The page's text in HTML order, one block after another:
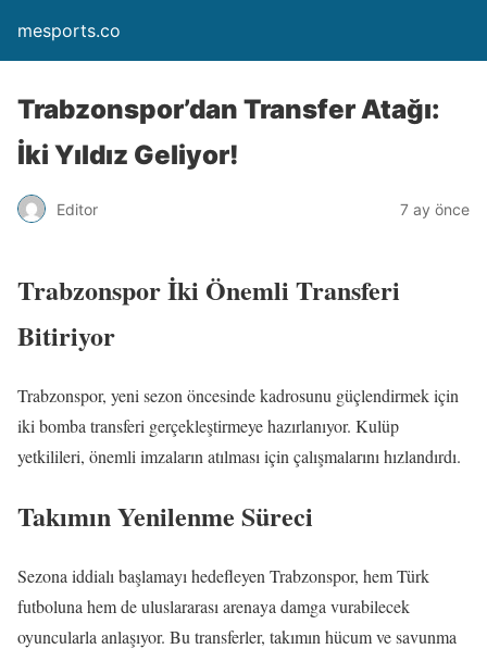
mesports.co
Trabzonspor’dan Transfer Atağı:
İki Yıldız Geliyor!
Editor 7 ay önce
Trabzonspor İki Önemli Transferi
Bitiriyor
Trabzonspor, yeni sezon öncesinde kadrosunu güçlendirmek için
iki bomba transferi gerçekleştirmeye hazırlanıyor. Kulüp
yetkilileri, önemli imzaların atılması için çalışmalarını hızlandırdı.
Takımın Yenilenme Süreci
Sezona iddialı başlamayı hedefleyen Trabzonspor, hem Türk
futboluna hem de uluslararası arenaya damga vurabilecek
oyuncularla anlaşıyor. Bu transferler, takımın hücum ve savunma